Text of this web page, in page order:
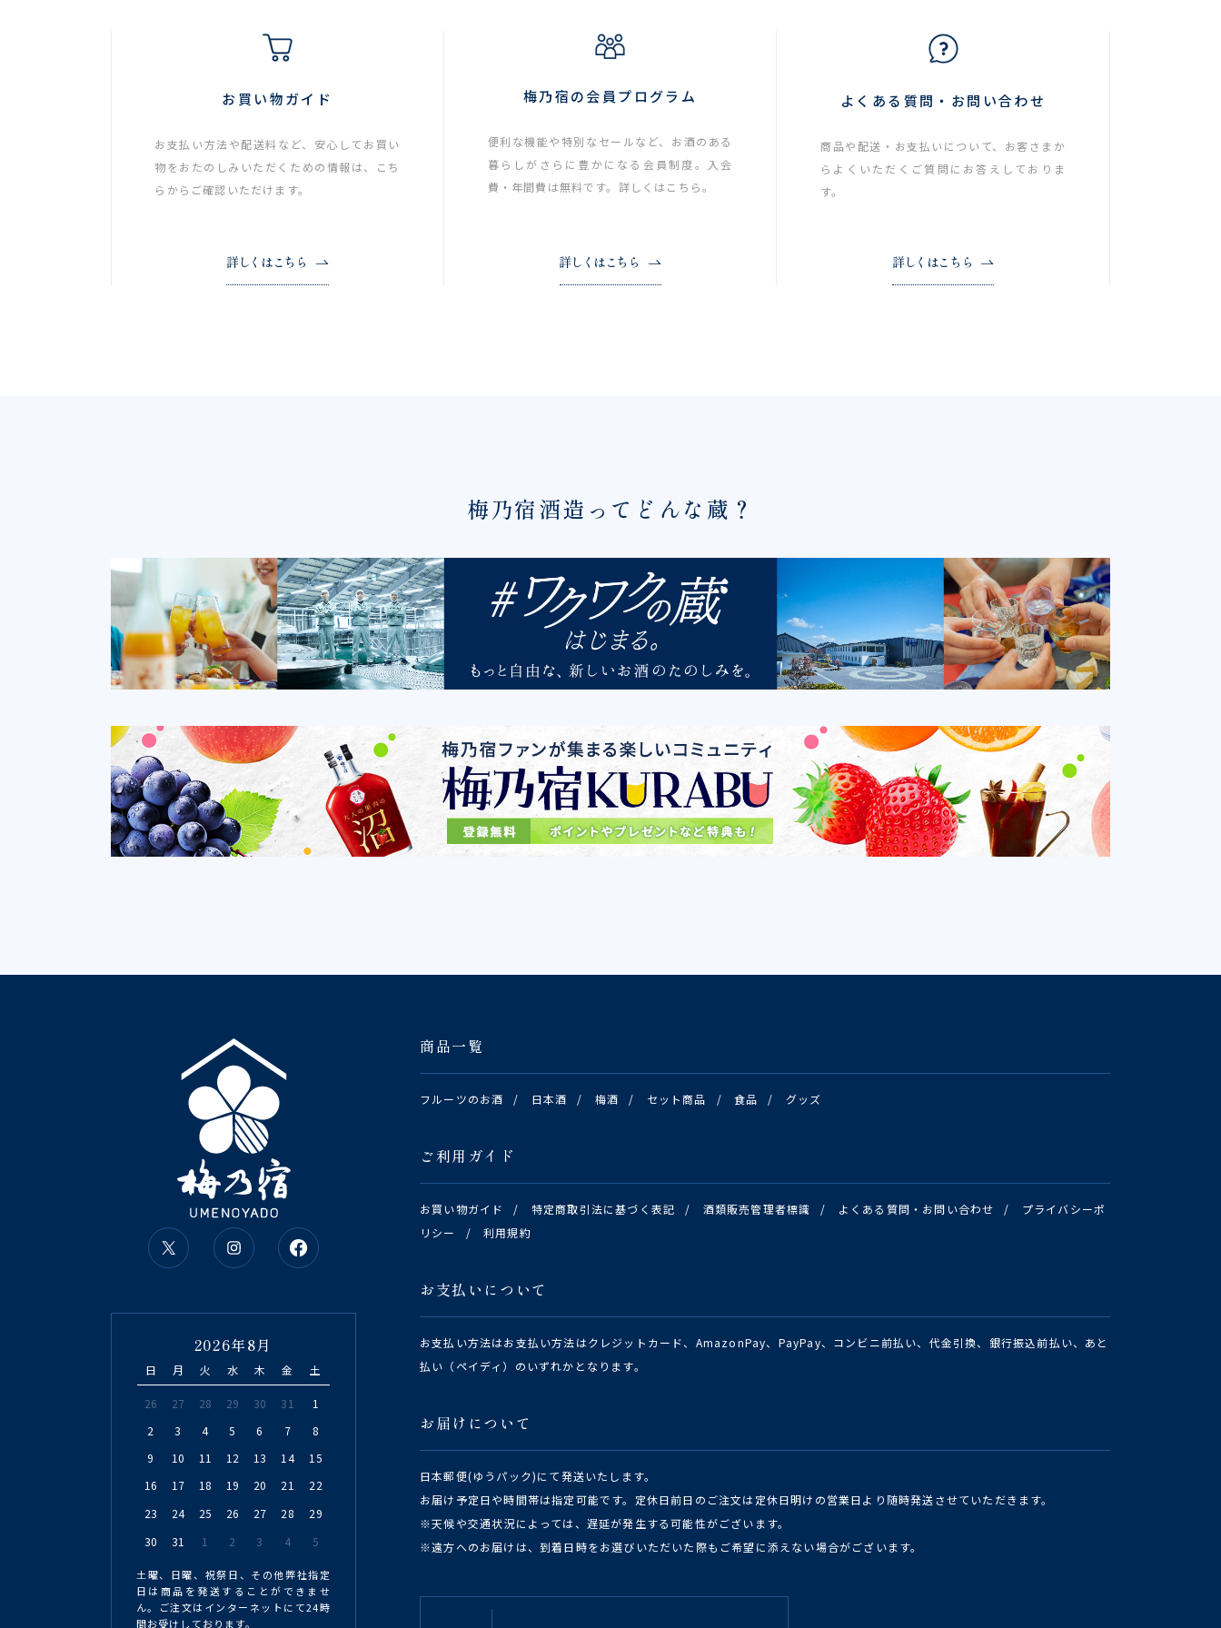
お買い物ガイド
お支払い方法や配送料など、安心してお買い
物をおたのしみいただくための情報は、こち
らからご確認いただけます。
詳しくはこちら
梅乃宿の会員プログラム
便利な機能や特別なセールなど、お酒のある
暮らしがさらに豊かになる会員制度。入会
費・年間費は無料です。詳しくはこちら。
詳しくはこちら
よくある質問・お問い合わせ
商品や配送・お支払いについて、お客さまか
らよくいただくご質問にお答えしておりま
す。
詳しくはこちら
梅乃宿酒造ってどんな蔵？
商品一覧
フルーツのお酒 / 日本酒 / 梅酒 / セット商品 / 食品 / グッズ
ご利用ガイド
お買い物ガイド / 特定商取引法に基づく表記 / 酒類販売管理者標識 / よくある質問・お問い合わせ /
プライバシーポ
リシー
/ 利用規約
お支払いについて
お支払い方法はお支払い方法はクレジットカード、AmazonPay、PayPay、コンビニ前払い、代金引換、銀行振込前払い、あと
払い（ペイディ）のいずれかとなります。
お届けについて
日本郵便(ゆうパック)にて発送いたします。
お届け予定日や時間帯は指定可能です。定休日前日のご注文は定休日明けの営業日より随時発送させていただきます。
※天候や交通状況によっては、遅延が発生する可能性がございます。
※遠方へのお届けは、到着日時をお選びいただいた際もご希望に添えない場合がございます。
2026年8月
日 月 火 水 木 金 土
26 27 28 29 30 31
1
2
3 4 5 6 7
8
9
10 11 12 13 14
15
16
17 18 19 20 21
22
23
24 25 26 27 28
29
30
31 1 2 3 4 5
土曜、日曜、祝祭日、その他弊社指定
日は商品を発送することができませ
ん。ご注文はインターネットにて24時
間お受けしております。